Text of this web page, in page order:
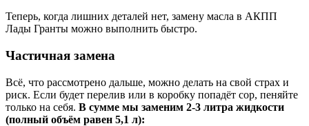
Теперь, когда лишних деталей нет, замену масла в АКПП
Лады Гранты можно выполнить быстро.
Частичная замена
Всё, что рассмотрено дальше, можно делать на свой страх и
риск. Если будет перелив или в коробку попадёт сор, пеняйте
только на себя. В сумме мы заменим 2-3 литра жидкости
(полный объём равен 5,1 л):